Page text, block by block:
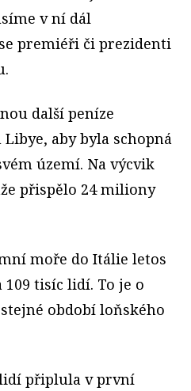
v ní dál
premiéři či prezidenti
další peníze
aby byla schopná
území. Na výcvik
přispělo 24 miliony
moře do Itálie letos
tisíc lidí. To je o
období loňského
připlula v první